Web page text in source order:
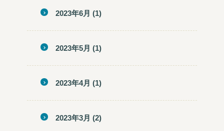
2023年6月 (1)
2023年5月 (1)
2023年4月 (1)
2023年3月 (2)